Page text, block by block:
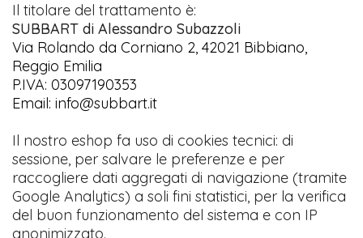
Il titolare del trattamento è:
SUBBART di Alessandro Subazzoli
Via Rolando da Corniano 2, 42021 Bibbiano,
Reggio Emilia
P.IVA: 03097190353
Email: info@subbart.it
Il nostro eshop fa uso di cookies tecnici: di
sessione, per salvare le preferenze e per
raccogliere dati aggregati di navigazione (tramite
Google Analytics) a soli fini statistici, per la verifica
del buon funzionamento del sistema e con IP
anonimizzato.